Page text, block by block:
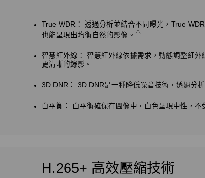
True WDR： 透過分析並結合不同曝光，True
也能呈現出均衡自然的影像。 △
智慧紅外線： 智慧紅外線依據需求，動態調整紅
更清晰的錄影。
3D DNR： 3D DNR是一種降低噪音技術，透過分
白平衡： 白平衡確保在圖像中，白色呈現中性，不
H.265+ 高效壓縮技術